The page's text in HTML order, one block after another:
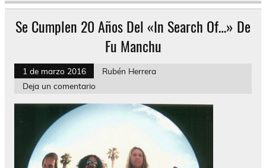
Se Cumplen 20 Años Del «In Search Of…» De
Fu Manchu
1 de marzo 2016
Rubén Herrera
Deja un comentario